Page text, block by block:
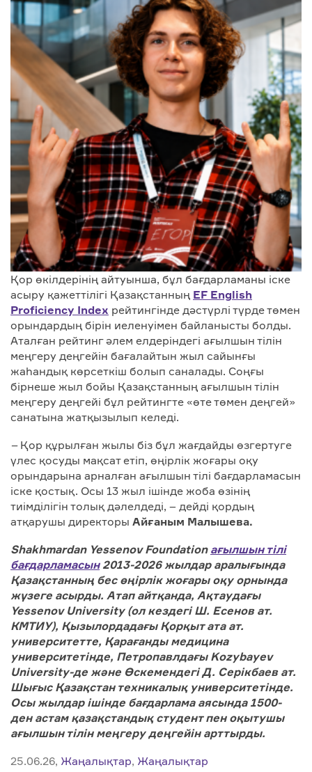
Қор өкілдерінің айтуынша, бұл бағдарламаны іске
асыру қажеттілігі Қазақстанның EF English
Proficiency Index рейтингінде дәстүрлі түрде төмен
орындардың бірін иеленуімен байланысты болды.
Аталған рейтинг әлем елдеріндегі ағылшын тілін
меңгеру деңгейін бағалайтын жыл сайынғы
жаһандық көрсеткіш болып саналады. Соңғы
бірнеше жыл бойы Қазақстанның ағылшын тілін
меңгеру деңгейі бұл рейтингте «өте төмен деңгей»
санатына жатқызылып келеді.
– Қор құрылған жылы біз бұл жағдайды өзгертуге
үлес қосуды мақсат етіп, өңірлік жоғары оқу
орындарына арналған ағылшын тілі бағдарламасын
іске қостық. Осы 13 жыл ішінде жоба өзінің
тиімділігін толық дәлелдеді, – дейді қордың
атқарушы директоры Айғаным Малышева.
Shakhmardan Yessenov Foundation ағылшын тілі
бағдарламасын2013-2026 жылдар аралығында
Қазақстанның бес өңірлік жоғары оқу орнында
жүзеге асырды. Атап айтқанда, Ақтаудағы
Yessenov University (ол кездегі Ш. Есенов ат.
КМТИУ), Қызылордадағы Қорқыт ата ат.
университетте, Қарағанды медицина
университетінде, Петропавлдағы Kozybayev
University-де және Өскемендегі Д. Серікбаев ат.
Шығыс Қазақстан техникалық университетінде.
Осы жылдар ішінде бағдарлама аясында 1500-
ден астам қазақстандық студент пен оқытушы
ағылшын тілін меңгеру деңгейін арттырды.
25.06.26, Жаңалықтар, Жаңалықтар